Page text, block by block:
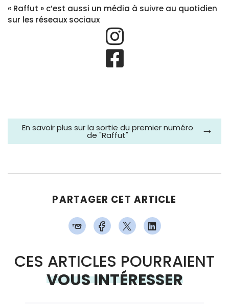
« Raffut » c’est aussi un média à suivre au quotidien
sur les réseaux sociaux
En savoir plus sur la sortie du premier numéro
de "Raffut"
PARTAGER CET ARTICLE
CES ARTICLES POURRAIENT
VOUS INTÉRESSER